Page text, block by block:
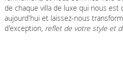
de chaque villa de luxe qui nous est
aujourd'hui et laissez-nous
d'exception, reflet de votre style et